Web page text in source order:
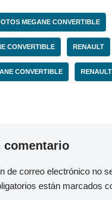
MEGANE CONVERTIBLE
CONVERTIBLE RENAULT
CONVERTIBLE
comentario
de correo electrónico no
están marcados